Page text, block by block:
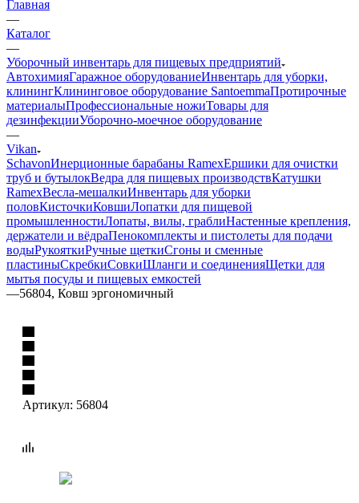
Главная
—
Каталог
—
Уборочный инвентарь для пищевых предприятий
АвтохимияГаражное оборудованиеИнвентарь для уборки,
клинингКлининговое оборудование SantoemmaПротирочные
материалыПрофессиональные ножиТовары для
дезинфекцииУборочно-моечное оборудование
—
Vikan
SchavonИнерционные барабаны RamexЕршики для очистки
труб и бутылокВедра для пищевых производствКатушки
RamexВесла-мешалкиИнвентарь для уборки
половКисточкиКовшиЛопатки для пищевой
промышленностиЛопаты, вилы, граблиНастенные крепления,
держатели и вёдраПенокомплекты и пистолеты для подачи
водыРукояткиРучные щеткиСгоны и сменные
пластиныСкребкиСовкиШланги и соединенияЩетки для
мытья посуды и пищевых емкостей
—56804, Ковш эргономичный
Артикул: 56804